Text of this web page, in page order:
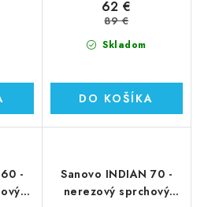
Skladom
62 €
89 €
DO KOŠÍKA
-
Sanovo INDIAN 70 -
nerezový sprchový